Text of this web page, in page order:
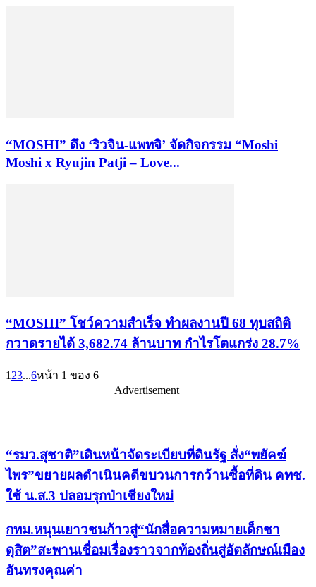
“MOSHI” ดึง ‘ริวจิน-แพทจิ’ จัดกิจกรรม “Moshi
Moshi x Ryujin Patji – Love...
“MOSHI” โชว์ความสำเร็จ ทำผลงานปี 68 ทุบสถิติ
กวาดรายได้ 3,682.74 ล้านบาท กำไรโตแกร่ง 28.7%
1 23...6หน้า 1 ของ 6
Advertisement
“รมว.สุชาติ”เดินหน้าจัดระเบียบที่ดินรัฐ สั่ง“พยัคฆ์
ไพร”ขยายผลดำเนินคดีขบวนการกว้านซื้อที่ดิน คทช.
ใช้ น.ส.3 ปลอมรุกป่าเชียงใหม่
กทม.หนุนเยาวชนก้าวสู่“นักสื่อความหมายเด็กชา
ดุสิต”สะพานเชื่อมเรื่องราวจากท้องถิ่นสู่อัตลักษณ์เมือง
อันทรงคุณค่า